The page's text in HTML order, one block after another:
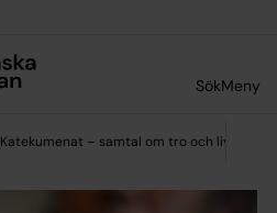
SökMeny
Katekumenat – samtal om tro och liv för